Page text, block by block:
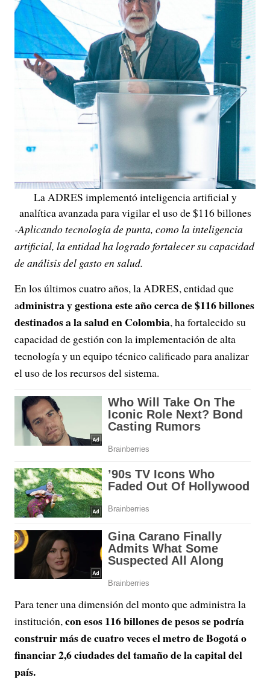
La ADRES implementó inteligencia artificial y
analítica avanzada para vigilar el uso de $116 billones
-Aplicando tecnología de punta, como la inteligencia
artificial, la entidad ha logrado fortalecer su capacidad
de análisis del gasto en salud.
En los últimos cuatro años, la ADRES, entidad que
administra y gestiona este año cerca de $116 billones
destinados a la salud en Colombia, ha fortalecido su
capacidad de gestión con la implementación de alta
tecnología y un equipo técnico calificado para analizar
el uso de los recursos del sistema.
Para tener una dimensión del monto que administra la
institución, con esos 116 billones de pesos se podría
construir más de cuatro veces el metro de Bogotá o
financiar 2,6 ciudades del tamaño de la capital del
país.